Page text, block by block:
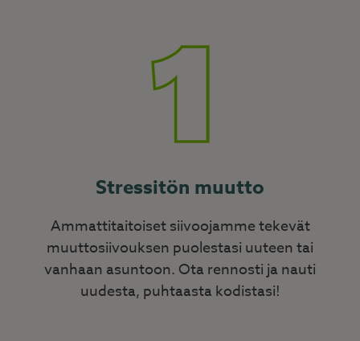
Stressitön muutto
Ammattitaitoiset siivoojamme tekevät
muuttosiivouksen puolestasi uuteen tai
vanhaan asuntoon. Ota rennosti ja nauti
uudesta, puhtaasta kodistasi!